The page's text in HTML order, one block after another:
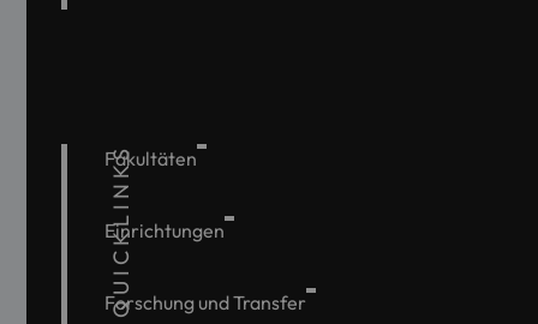
QUICKLINKS
Fakultäten
Einrichtungen
Forschung und Transfer